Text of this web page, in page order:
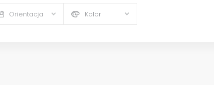
Orientacja Kolor